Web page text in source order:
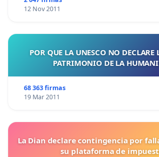
12 Nov 2011
POR QUE LA UNESCO NO DECLARE
PATRIMONIO DE LA
68 363 firmas
19 Mar 2011
La Dian declare contingencia por
su plataforma de